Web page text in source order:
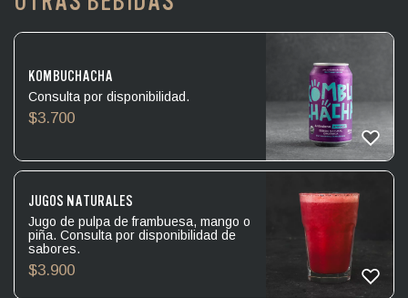
KOMBUCHACHA
Consulta por disponibilidad.
$3.700
JUGOS NATURALES
Jugo de pulpa de frambuesa, mango o
piña. Consulta por disponibilidad de
sabores.
$3.900